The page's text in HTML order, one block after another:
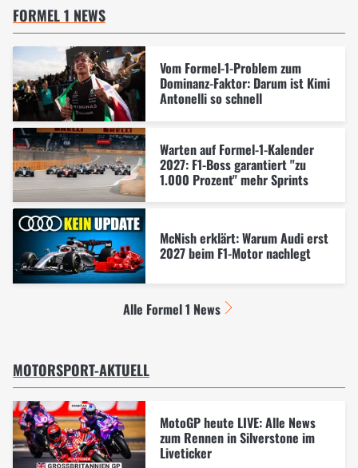
FORMEL 1 NEWS
Vom Formel-1-Problem zum
Dominanz-Faktor: Darum ist Kimi
Antonelli so schnell
Warten auf Formel-1-Kalender
2027: F1-Boss garantiert "zu
1.000 Prozent" mehr Sprints
McNish erklärt: Warum Audi erst
2027 beim F1-Motor nachlegt
Alle Formel 1 News
MOTORSPORT-AKTUELL
MotoGP heute LIVE: Alle News
zum Rennen in Silverstone im
Liveticker